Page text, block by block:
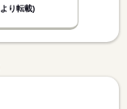
り転載)